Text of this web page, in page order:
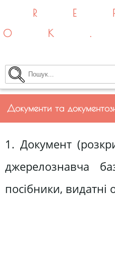
Документи та
1. Документ
джерелознавча
посібники, видатні